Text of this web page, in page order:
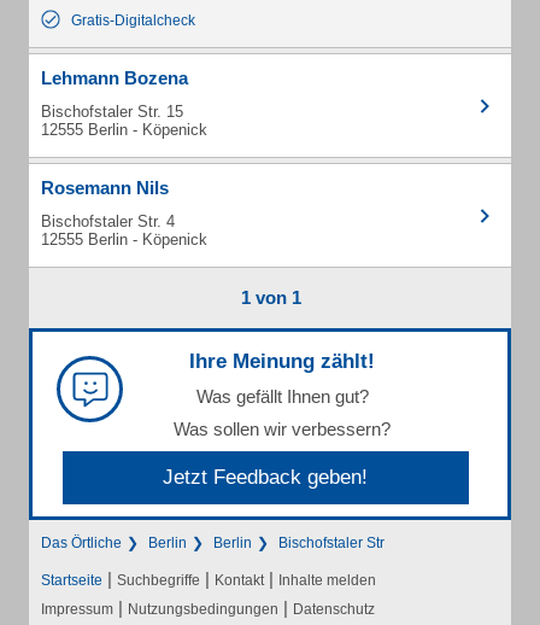
Gratis-Digitalcheck
Lehmann Bozena
Bischofstaler Str. 15
12555 Berlin - Köpenick
Rosemann Nils
Bischofstaler Str. 4
12555 Berlin - Köpenick
1 von 1
Ihre Meinung zählt!
Was gefällt Ihnen gut?
Was sollen wir verbessern?
Jetzt Feedback geben!
Das Örtliche Berlin Berlin Bischofstaler Str
Startseite | Suchbegriffe | Kontakt | Inhalte melden
Impressum | Nutzungsbedingungen | Datenschutz